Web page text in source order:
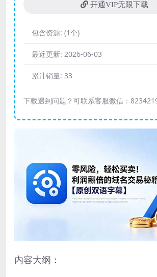
开通VIP无限下载
包含资源: (1个)
最近更新: 2026-06-03
累计销量: 33
下载遇到问题？可联系客服微信：
内容大纲：